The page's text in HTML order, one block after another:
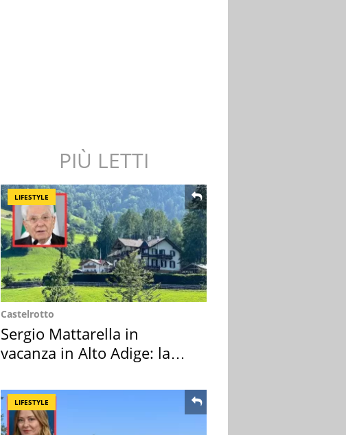
PIÙ LETTI
LIFESTYLE
Castelrotto
Sergio Mattarella in
vacanza in Alto Adige: la
LIFESTYLE